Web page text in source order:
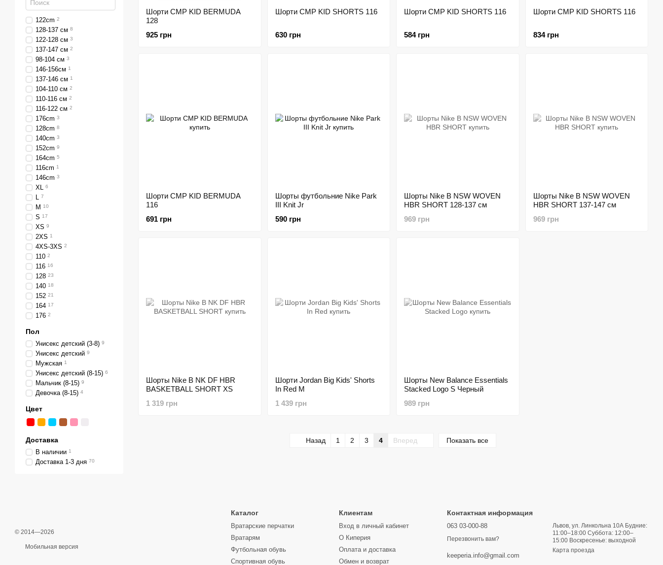
Шорти CMP KID BERMUDA
128
925 грн
Шорти CMP KID SHORTS 116
630 грн
Шорти CMP KID SHORTS 116
584 грн
Шорти CMP KID SHORTS 116
834 грн
Шорти CMP KID BERMUDA
116
691 грн
Шорты футбольние Nike Park
III Knit Jr
590 грн
Шорты Nike B NSW WOVEN
HBR SHORT 128-137 см
969 грн
Шорты Nike B NSW WOVEN
HBR SHORT 137-147 см
969 грн
Шорты Nike B NK DF HBR
BASKETBALL SHORT XS
1 319 грн
Шорти Jordan Big Kids' Shorts
In Red M
1 439 грн
Шорты New Balance Essentials
Stacked Logo S Черный
989 грн
Назад 1 2 3 4 Вперед Показать все
122cm 2
128-137 см 8
122-128 см 3
137-147 см 2
98-104 см 3
146-156см 1
137-146 см 1
104-110 см 2
110-116 см 2
116-122 см 2
176cm 3
128cm 8
140cm 3
152cm 9
164cm 5
116cm 1
146cm 3
XL 6
L 7
M 10
S 17
XS 9
2XS 1
4XS-3XS 2
110 2
116 16
128 23
140 18
152 21
164 17
176 2
Пол
Унисекс детский (3-8) 9
Унисекс детский 9
Мужская 1
Унисекс детский (8-15) 6
Мальчик (8-15) 9
Девочка (8-15) 4
Цвет
Доставка
В наличии 1
Доставка 1-3 дня 70
© 2014—2026
Мобильная версия
Каталог
Вратарские перчатки
Вратарям
Футбольная обувь
Спортивная обувь
Клиентам
Вход в личный кабинет
О Киперия
Оплата и доставка
Обмен и возврат
Контактная информация
063 03-000-88
Перезвонить вам?
keeperia.info@gmail.com
Львов, ул. Линкольна 10А Будние:
11:00–18:00 Суббота: 12:00–
15:00 Воскресенье: выходной
Карта проезда